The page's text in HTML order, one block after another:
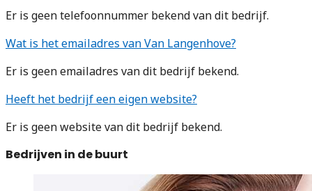
Er is geen telefoonnummer bekend van dit bedrijf.
Wat is het emailadres van Van Langenhove?
Er is geen emailadres van dit bedrijf bekend.
Heeft het bedrijf een eigen website?
Er is geen website van dit bedrijf bekend.
Bedrijven in de buurt